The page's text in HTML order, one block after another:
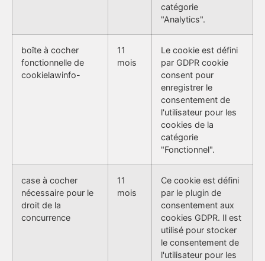
catégorie
"Analytics".
boîte à cocher
fonctionnelle de
cookielawinfo-
11
mois
Le cookie est défini
par GDPR cookie
consent pour
enregistrer le
consentement de
l'utilisateur pour les
cookies de la
catégorie
"Fonctionnel".
case à cocher
nécessaire pour le
droit de la
concurrence
11
mois
Ce cookie est défini
par le plugin de
consentement aux
cookies GDPR. Il est
utilisé pour stocker
le consentement de
l'utilisateur pour les